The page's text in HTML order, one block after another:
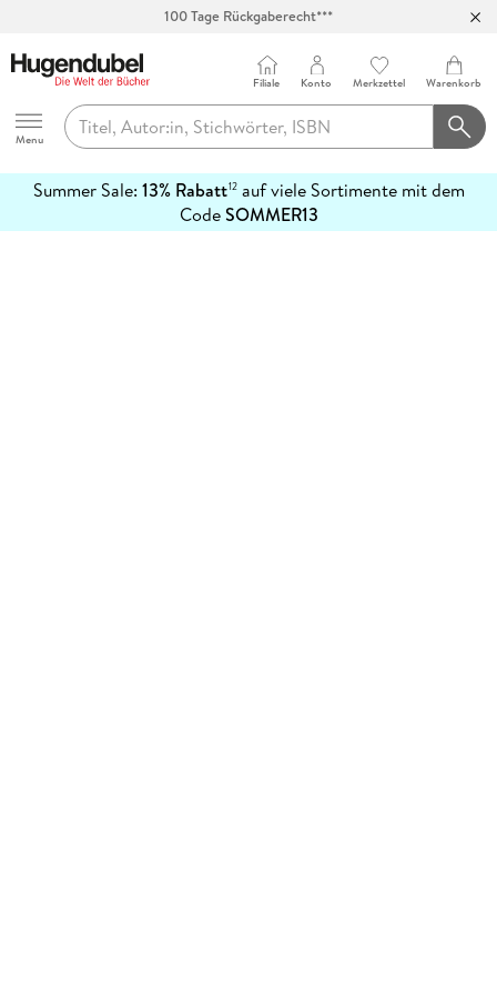
100 Tage Rückgaberecht***
Hugendubel
Menu
Filiale Konto Merkzettel Warenkorb
Summer Sale: 13% Rabatt12auf viele Sortimente mit dem
CodeSOMMER13
erfahren